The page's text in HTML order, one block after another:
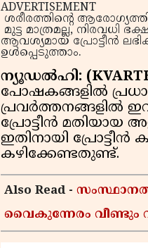
ADVERTISEMENT
ശരീരത്തിന്റെ
മുട്ട മാത്രമല്ല, നിരവധി
ആവശ്യമായ പ്രോട്ടീൻ
ഉൾപ്പെടുത്താം.
ന്യൂഡൽഹി:
പോഷകങ്ങളിൽ
പ്രവർത്തനങ്ങളിൽ
പ്രോട്ടീൻ മതിയായ
ഇതിനായി
കഴിക്കേണ്ടതുണ്ട്.
Also Read -
വൈകുന്നേരം വീണ്ടും